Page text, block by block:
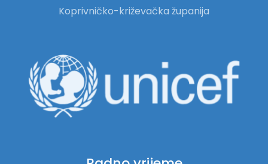
Koprivničko-križevačka županija